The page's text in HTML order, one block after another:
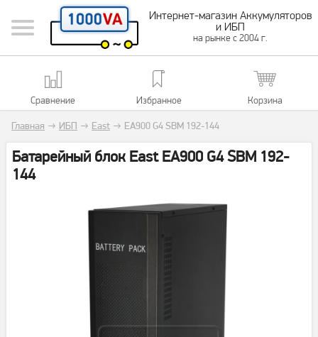
Интернет-магазин Аккумуляторов
и ИБП
на рынке с 2004 г.
Сравнение Избранное Корзина
Главная → ИБП → East → EA900 G4 SBM 192-144
Батарейный блок East EA900 G4 SBM 192-
144